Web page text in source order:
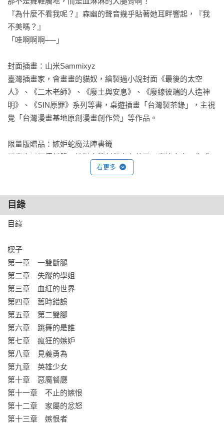
『為什麼不看我呢？』森幽的聲音幾乎貼著她耳畔響起，『我
不美嗎？』
「哇啊啊啊──」
封面插畫：山米Sammixyz
臺灣插畫家，會畫畫的貓奴，繪製過小說封面《最後的太空
人》、《二木老師》、《廢土與安息》、《廢線彼端的人造神
明》、《SIN原罪》系列等書，桌遊插畫「台灣製茶錄」，主視
覺「台灣漫畫基地原創漫畫創作營」等作品。
限量版贈品：嫉妒蛇魔法陣書籤
驅魔人以極優紙質，地獄之筆刻印出七芒星、魔法文字、生成
魔法陣書籤，發動儀式、催動魔法，將「嫉妒」代表動物
看更多
目錄
目錄
楔子
第一章　一雙斷腿
第二章　失蹤的學姐
第三章　血紅的世界
第四章　舊時錯誤
第五章　第二雙腳
第六章　跳舞的是誰
第七章　瘋狂的嫉妒
第八章　見義勇為
第九章　英雄少女
第十章　惡魔餐廳
第十一章　不止的嫉恨
第十二章　家屬的忿怒
第十三章　嫉恨者